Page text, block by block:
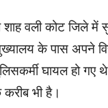
वली कोट जिले में
के पास अपने
घायल हो गए
भी है।